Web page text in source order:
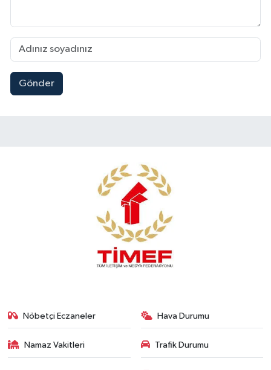
Gönder
Nöbetçi Eczaneler Hava Durumu
Namaz Vakitleri Trafik Durumu